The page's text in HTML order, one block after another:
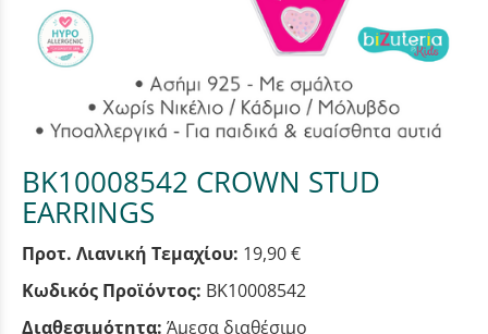
BK10008542 CROWN STUD
EARRINGS
Προτ. Λιανική Τεμαχίου: 19,90 €
Κωδικός Προϊόντος: BK10008542
Διαθεσιμότητα: Άμεσα διαθέσιμο